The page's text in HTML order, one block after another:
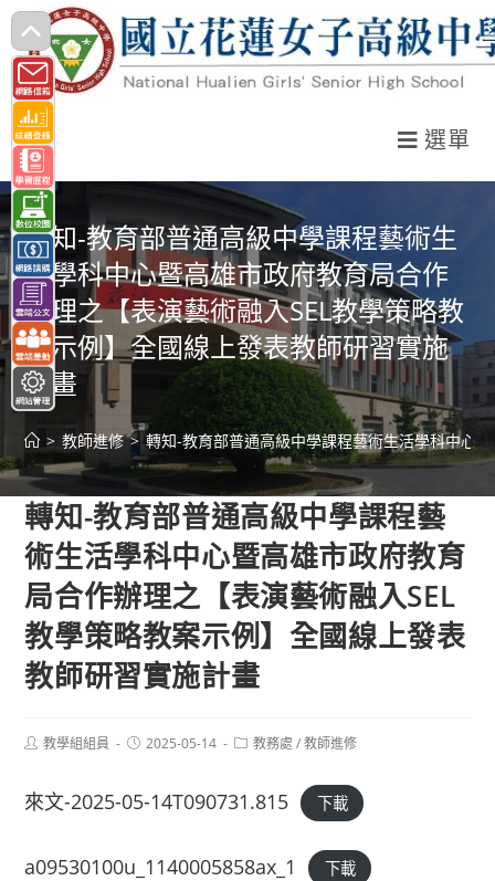
跳
轉
至
主
要
內
容
選單
轉知-教育部普通高級中學課程藝術生
活學科中心暨高雄市政府教育局合作
辦理之【表演藝術融入SEL教學策略教
案示例】全國線上發表教師研習實施
計畫
> 教師進修 > 轉知-教育部普通高級中學課程藝術生活學科中心
轉知-教育部普通高級中學課程藝
術生活學科中心暨高雄市政府教育
局合作辦理之【表演藝術融入SEL
教學策略教案示例】全國線上發表
教師研習實施計畫
Post教學組組員
Post2025-05-14
Post教務處 / 教師進修
來文-2025-05-14T090731.815 下載
a09530100u_1140005858ax_1 下載